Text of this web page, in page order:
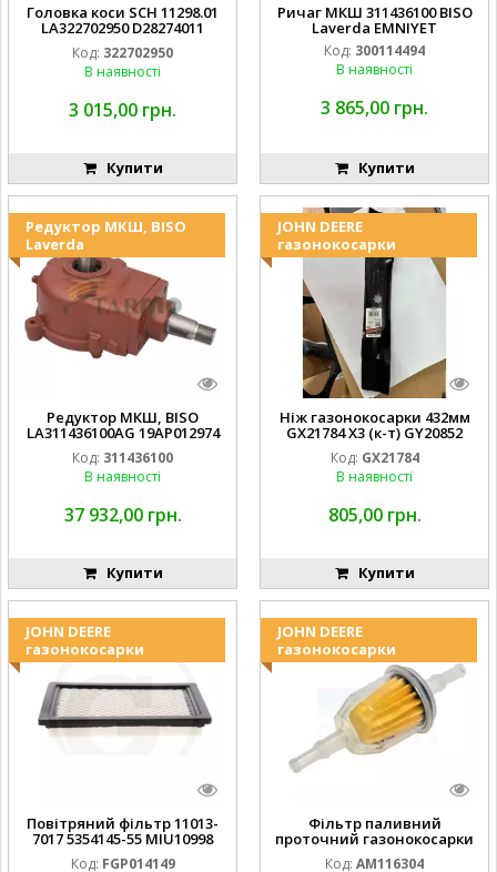
Головка коси SCH 11298.01
LA322702950 D28274011
Код: 322702950
В наявності
3 015,00 грн.
Купити
Ричаг МКШ 311436100 BISO
Laverda EMNIYET
Код: 300114494
В наявності
3 865,00 грн.
Купити
Редуктор МКШ, BISO
Laverda
Редуктор МКШ, BISO
LA311436100AG 19AP012974
Laverda EMNIYET
Код: 311436100
В наявності
37 932,00 грн.
Купити
JOHN DEERE
газонокосарки
Ніж газонокосарки 432мм
GX21784 X3 (к-т) GY20852
AM137757 AM141035
Код: GX21784
В наявності
805,00 грн.
Купити
JOHN DEERE
газонокосарки
Повітряний фільтр 11013-
7017 5354145-55 MIU10998
FGP014149
Код: FGP014149
JOHN DEERE
газонокосарки
Фільтр паливний
проточний газонокосарки
JOHN DEERE AM116304
Код: AM116304